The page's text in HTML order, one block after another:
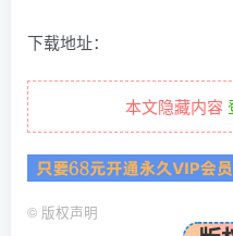
下载地址：
本文隐藏内容
© 版权声明